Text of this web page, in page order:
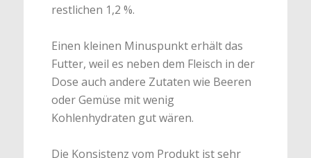
restlichen 1,2 %.
Einen kleinen Minuspunkt erhält das
Futter, weil es neben dem Fleisch in der
Dose auch andere Zutaten wie Beeren
oder Gemüse mit wenig
Kohlenhydraten gut wären.
Die Konsistenz vom Produkt ist sehr